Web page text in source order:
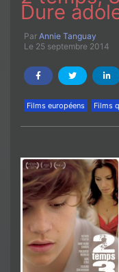
Dure
Par Annie Tanguay
Le 25 septembre 2014
Films européens Films